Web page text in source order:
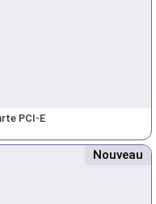
PCI-E
Nouveau